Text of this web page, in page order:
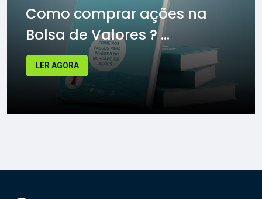
Como comprar ações na
Bolsa de Valores ? ...
LER AGORA